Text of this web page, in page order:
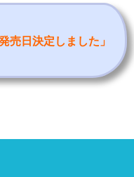
売日決定しました 」